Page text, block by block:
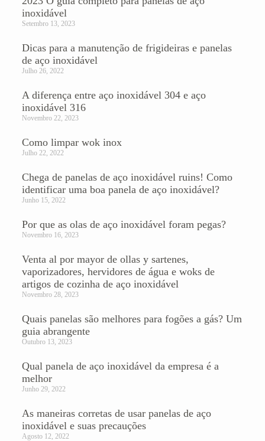
inoxidável
Setembro 13, 2023
Dicas para a manutenção de frigideiras e panelas
de aço inoxidável
Julho 26, 2022
A diferença entre aço inoxidável 304 e aço
inoxidável 316
Novembro 22, 2023
Como limpar wok inox
Julho 22, 2022
Chega de panelas de aço inoxidável ruins! Como
identificar uma boa panela de aço inoxidável?
Junho 15, 2022
Por que as olas de aço inoxidável foram pegas?
Novembro 16, 2023
Venta al por mayor de ollas y sartenes,
vaporizadores, hervidores de água e woks de
artigos de cozinha de aço inoxidável
Novembro 28, 2023
Quais panelas são melhores para fogões a gás? Um
guia abrangente
Outubro 13, 2023
Qual panela de aço inoxidável da empresa é a
melhor
Junho 29, 2022
As maneiras corretas de usar panelas de aço
inoxidável e suas precauções
Agosto 12, 2022